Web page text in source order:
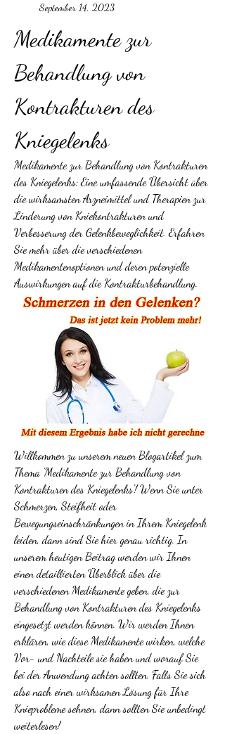
September 14, 2023
Medikamente zur
Behandlung von
Kontrakturen des
Kniegelenks
Medikamente zur Behandlung von Kontrakturen
des Kniegelenks: Eine umfassende Übersicht über
die wirksamsten Arzneimittel und Therapien zur
Linderung von Kniekontrakturen und
Verbesserung der Gelenkbeweglichkeit. Erfahren
Sie mehr über die verschiedenen
Medikamentenoptionen und deren potenzielle
Auswirkungen auf die Kontrakturbehandlung.
Willkommen zu unserem neuen Blogartikel zum
Thema 'Medikamente zur Behandlung von
Kontrakturen des Kniegelenks'! Wenn Sie unter
Schmerzen, Steifheit oder
Bewegungseinschränkungen in Ihrem Kniegelenk
leiden, dann sind Sie hier genau richtig. In
unserem heutigen Beitrag werden wir Ihnen
einen detaillierten Überblick über die
verschiedenen Medikamente geben, die zur
Behandlung von Kontrakturen des Kniegelenks
eingesetzt werden können. Wir werden Ihnen
erklären, wie diese Medikamente wirken, welche
Vor- und Nachteile sie haben und worauf Sie
bei der Anwendung achten sollten. Falls Sie sich
also nach einer wirksamen Lösung für Ihre
Knieprobleme sehnen, dann sollten Sie unbedingt
weiterlesen!